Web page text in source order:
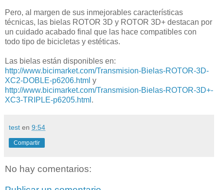
Pero, al margen de sus inmejorables características
técnicas, las bielas ROTOR 3D y ROTOR 3D+ destacan por
un cuidado acabado final que las hace compatibles con
todo tipo de bicicletas y estéticas.
Las bielas están disponibles en:
http://www.bicimarket.com/Transmision-Bielas-ROTOR-3D-
XC2-DOBLE-p6206.html y
http://www.bicimarket.com/Transmision-Bielas-ROTOR-3D+-
XC3-TRIPLE-p6205.html .
test en 9:54
Compartir
No hay comentarios: